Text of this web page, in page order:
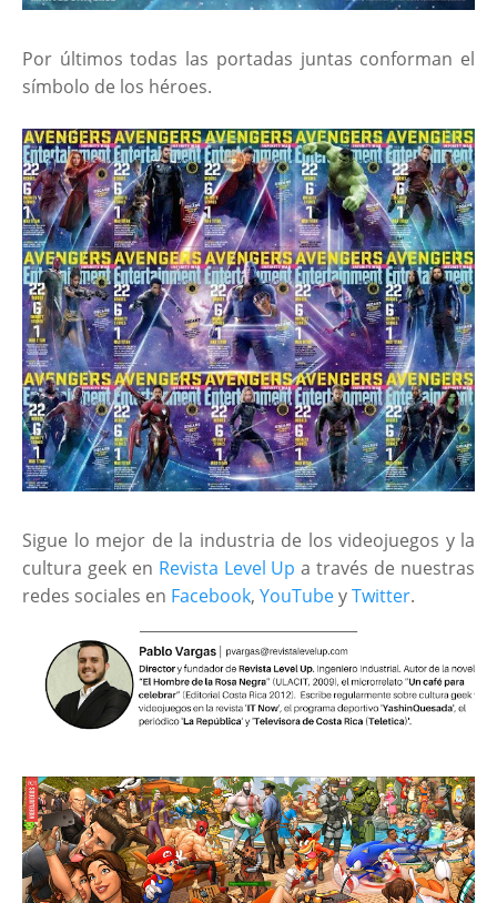
Por últimos todas las portadas juntas conforman el
símbolo de los héroes.
Sigue lo mejor de la industria de los videojuegos y la
cultura geek en Revista Level Up a través de nuestras
redes sociales en Facebook, YouTubeyTwitter.